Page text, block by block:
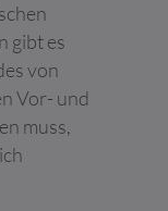
gibt es
von
Vor- und
muss,
um
und
der
für